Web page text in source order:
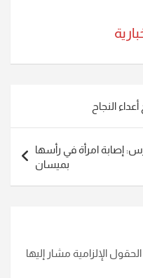
النجاح
إصابة امرأة في رأسها
بميسان
الحقول الإلزامية مشار إليها